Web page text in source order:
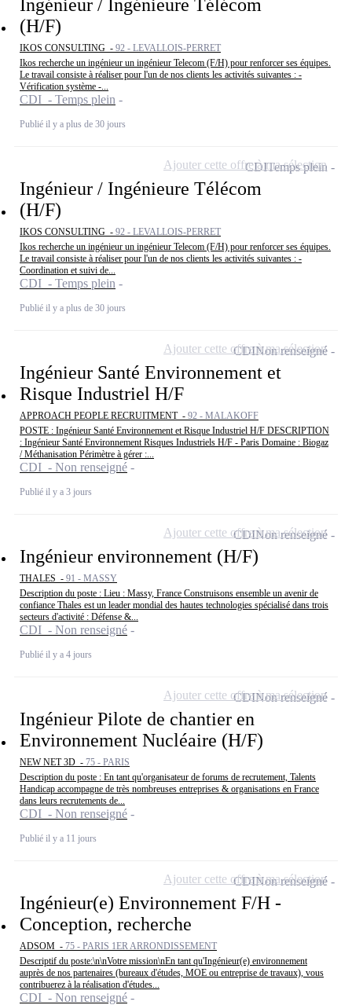
Ingénieur / Ingénieure Télécom
(H/F)
IKOS CONSULTING - 92 - LEVALLOIS-PERRET
Ikos recherche un ingénieur un ingénieur Telecom (F/H) pour renforcer ses équipes.
Le travail consiste à réaliser pour l'un de nos clients les activités suivantes : -
Vérification système -...
CDI - Temps plein
Publié il y a plus de 30 jours
Ingénieur / Ingénieure Télécom
(H/F)
IKOS CONSULTING - 92 - LEVALLOIS-PERRET
Ikos recherche un ingénieur un ingénieur Telecom (F/H) pour renforcer ses équipes.
Le travail consiste à réaliser pour l'un de nos clients les activités suivantes : -
Coordination et suivi de...
CDI - Temps plein
Publié il y a plus de 30 jours
CDITemps plein
Ajouter cette offre à ma sélection
Ingénieur Santé Environnement et
Risque Industriel H/F
APPROACH PEOPLE RECRUITMENT - 92 - MALAKOFF
POSTE : Ingénieur Santé Environnement et Risque Industriel H/F DESCRIPTION
: Ingénieur Santé Environnement Risques Industriels H/F - Paris Domaine : Biogaz
/ Méthanisation Périmètre à gérer :...
CDI - Non renseigné
Publié il y a 3 jours
CDINon renseigné
Ajouter cette offre à ma sélection
Ingénieur environnement (H/F)
THALES - 91 - MASSY
Description du poste : Lieu : Massy, France Construisons ensemble un avenir de
confiance Thales est un leader mondial des hautes technologies spécialisé dans trois
secteurs d'activité : Défense &...
CDI - Non renseigné
Publié il y a 4 jours
CDINon renseigné
Ajouter cette offre à ma sélection
Ingénieur Pilote de chantier en
Environnement Nucléaire (H/F)
NEW NET 3D - 75 - PARIS
Description du poste : En tant qu'organisateur de forums de recrutement, Talents
Handicap accompagne de très nombreuses entreprises & organisations en France
dans leurs recrutements de...
CDI - Non renseigné
Publié il y a 11 jours
CDINon renseigné
Ajouter cette offre à ma sélection
Ingénieur(e) Environnement F/H -
Conception, recherche
ADSOM - 75 - PARIS 1ER ARRONDISSEMENT
Descriptif du poste:\n\nVotre mission\nEn tant qu'Ingénieur(e) environnement
auprès de nos partenaires (bureaux d'études, MOE ou entreprise de travaux), vous
contribuerez à la réalisation d'études...
CDI - Non renseigné
CDINon renseigné
Ajouter cette offre à ma sélection